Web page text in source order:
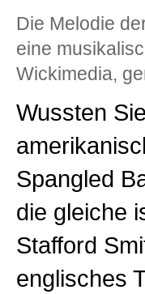
Die Melodie
eine
Wickimedia,
Wussten
Spangled
die gleiche
Stafford
englisches